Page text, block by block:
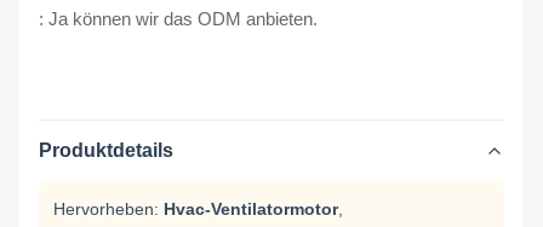
: Ja können wir das ODM anbieten.
Produktdetails
Hervorheben: Hvac-Ventilatormotor,